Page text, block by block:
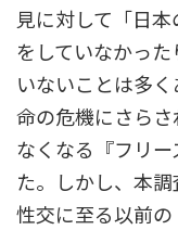
見に対して「日
をしていなかっ
いないことは多
命の危機にさら
なくなる『フリ
た。しかし、本調
性交に至る以前